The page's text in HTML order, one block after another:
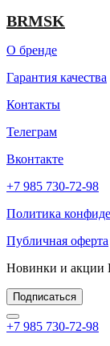
999 ₽.
BRMSK
О бренде
Гарантия качества
Контакты
Телеграм
Вконтакте
+7 985 730-72-98
Политика
Публичная оферта
Новинки и акции
Подписаться
+7 985 730-72-98